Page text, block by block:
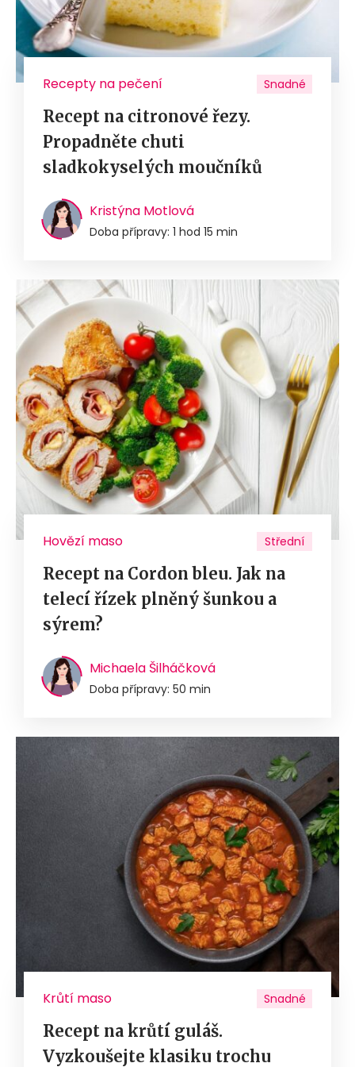
Recepty na pečení Snadné
Recept na citronové řezy.
Propadněte chuti
sladkokyselých moučníků
Kristýna Motlová
Doba přípravy: 1 hod 15 min
Hovězí maso Střední
Recept na Cordon bleu. Jak na
telecí řízek plněný šunkou a
sýrem?
Michaela Šilháčková
Doba přípravy: 50 min
Krůtí maso Snadné
Recept na krůtí guláš.
Vyzkoušejte klasiku trochu